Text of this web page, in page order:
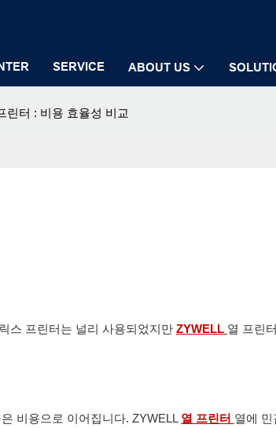
SERVICE ABOUT US
린터 : 비용 효율성 비교
스 프린터는 널리 사용되었지만 ZYWELL 열 프린
비용으로 이어집니다. ZYWELL 열 프린터 열에 민